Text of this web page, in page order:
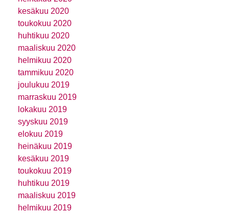
kesäkuu 2020
toukokuu 2020
huhtikuu 2020
maaliskuu 2020
helmikuu 2020
tammikuu 2020
joulukuu 2019
marraskuu 2019
lokakuu 2019
syyskuu 2019
elokuu 2019
heinäkuu 2019
kesäkuu 2019
toukokuu 2019
huhtikuu 2019
maaliskuu 2019
helmikuu 2019